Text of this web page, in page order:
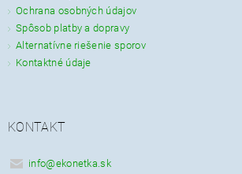
Ochrana osobných údajov
Spôsob platby a dopravy
Alternatívne riešenie sporov
Kontaktné údaje
KONTAKT
info@ekonetka.sk